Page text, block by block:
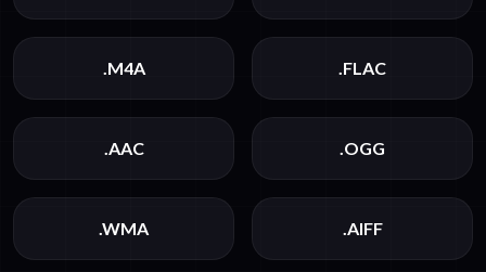
.M4A .FLAC
.AAC .OGG
.WMA .AIFF